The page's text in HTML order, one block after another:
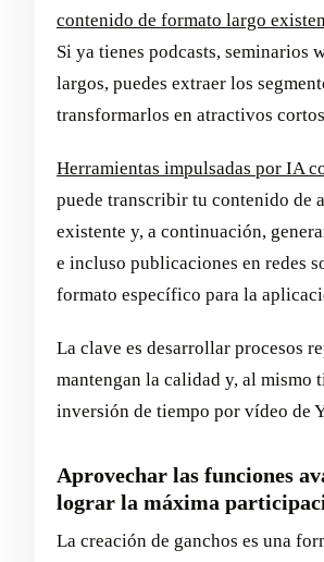
contenido de formato largo
Si ya tienes podcasts, seminarios
largos, puedes extraer los
transformarlos en atractivos
Herramientas impulsadas por IA
puede transcribir tu contenido de
existente y, a continuación,
e incluso publicaciones en redes
formato específico para la
La clave es desarrollar procesos
mantengan la calidad y, al mismo
inversión de tiempo por vídeo de
Aprovechar las funciones
lograr la máxima
La creación de ganchos es una